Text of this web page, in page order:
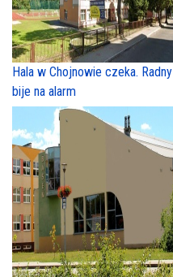
Hala w Chojnowie czeka. Radny
bije na alarm